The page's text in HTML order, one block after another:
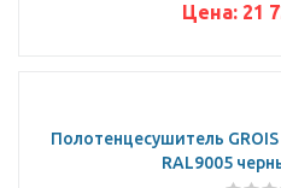
Цена: 21
Полотенцесушитель
RAL9005